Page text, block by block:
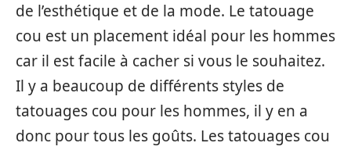
de l’esthétique et de la mode. Le tatouage
cou est un placement idéal pour les hommes
car il est facile à cacher si vous le souhaitez.
Il y a beaucoup de différents styles de
tatouages cou pour les hommes, il y en a
donc pour tous les goûts. Les tatouages cou